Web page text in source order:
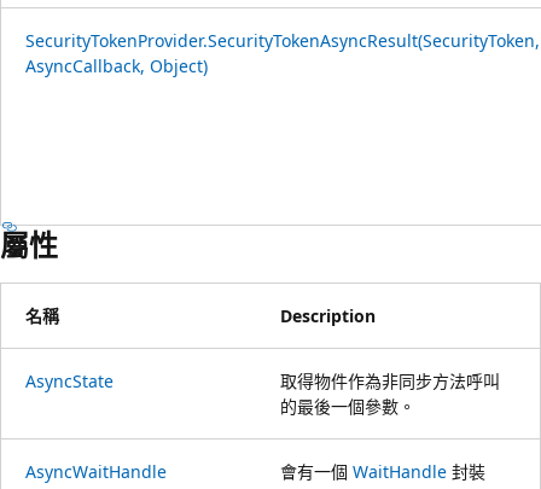
SecurityTokenProvider.SecurityTokenAsyncResult(SecurityToken,
AsyncCallback, Object)
屬性
名稱 Description
AsyncState
取得物件作為非同步方法呼叫
的最後一個參數。
AsyncWaitHandle 會有一個 WaitHandle 封裝